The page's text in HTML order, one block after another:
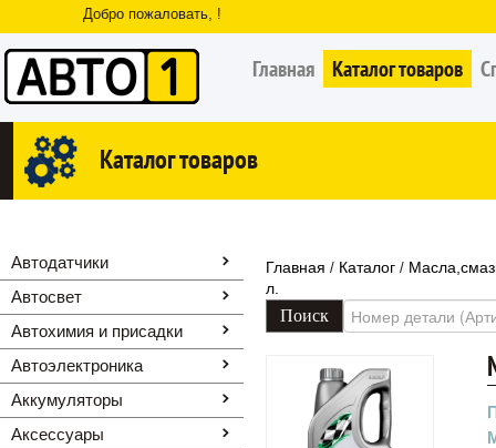
Добро пожаловать, !
Главная Каталог товаров
Каталог товаров
Автодатчики
Автосвет
Автохимия и присадки
Автоэлектроника
Аккумуляторы
Аксессуары
Главная / Каталог /
л.